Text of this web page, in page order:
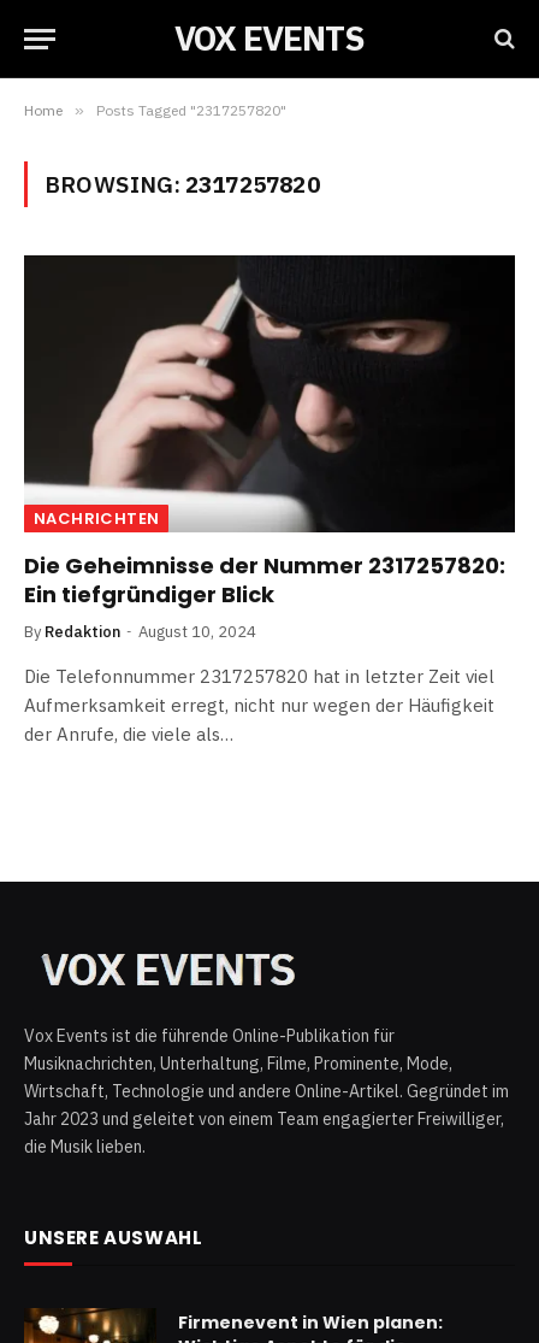
VOX EVENTS
Home » Posts Tagged "2317257820"
BROWSING: 2317257820
NACHRICHTEN
Die Geheimnisse der Nummer 2317257820:
Ein tiefgründiger Blick
By Redaktion August 10, 2024
Die Telefonnummer 2317257820 hat in letzter Zeit viel
Aufmerksamkeit erregt, nicht nur wegen der Häufigkeit
der Anrufe, die viele als…
Vox Events ist die führende Online-Publikation für
Musiknachrichten, Unterhaltung, Filme, Prominente, Mode,
Wirtschaft, Technologie und andere Online-Artikel. Gegründet im
Jahr 2023 und geleitet von einem Team engagierter Freiwilliger,
die Musik lieben.
UNSERE AUSWAHL
Firmenevent in Wien planen: